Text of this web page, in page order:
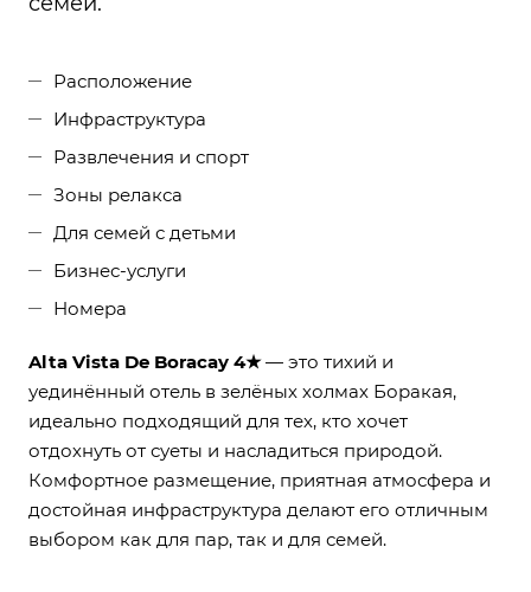
Расположение
Инфраструктура
Развлечения и спорт
Зоны релакса
Для семей с детьми
Бизнес-услуги
Номера
Alta Vista De Boracay 4★— это тихий и
уединённый отель в зелёных холмах Боракая,
идеально подходящий для тех, кто хочет
отдохнуть от суеты и насладиться природой.
Комфортное размещение, приятная атмосфера и
достойная инфраструктура делают его отличным
выбором как для пар, так и для семей.